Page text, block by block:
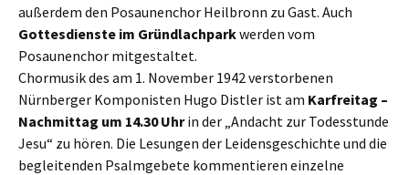
außerdem den Posaunenchor Heilbronn zu Gast. Auch
Gottesdienste im Gründlachparkwerden vom
Posaunenchor mitgestaltet.
Chormusik des am 1. November 1942 verstorbenen
Nürnberger Komponisten Hugo Distler ist am Karfreitag –
Nachmittag um 14.30 Uhrin der „Andacht zur Todesstunde
Jesu“ zu hören. Die Lesungen der Leidensgeschichte und die
begleitenden Psalmgebete kommentieren einzelne